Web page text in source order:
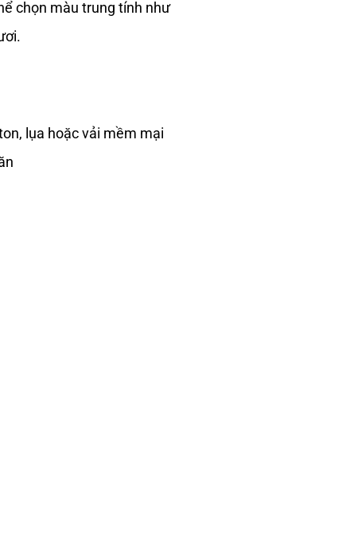
chọn màu trung tính như
lụa hoặc vải mềm mại